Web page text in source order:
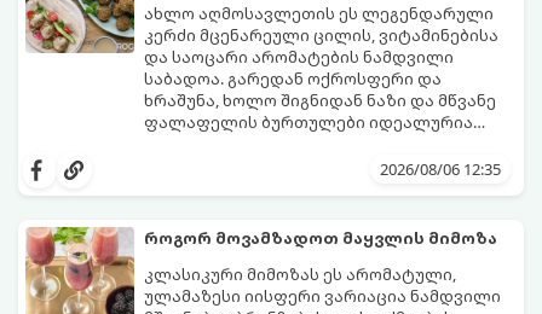
ახლო აღმოსავლეთის ეს ლეგენდარული
კერძი მცენარეული ცილის, ვიტამინებისა
და საოცარი არომატების ნამდვილი
საბადოა. გარედან ოქროსფერი და
ხრაშუნა, ხოლო შიგნიდან ნაზი და მწვანე
ფალაფელის ბურთულები იდეალურია
სალათებთან ერთად ან ტახინის (სესამის)
მდგომარეობს, რომ გამოიყენება
შეწვისას ფორმა იდეალურად შეინარჩუნოს
და არ დაიშალოს.
მომზადების დრო: 20 წუთი (დამატებით
მუხუდოს ჩალბობის დრო: 12-24 საათი)
2026/08/06 12:35
როგორ მოვამზადოთ მაყვლის მიმოზა
კლასიკური მიმოზას ეს არომატული,
ულამაზესი იისფერი ვარიაცია ნამდვილი